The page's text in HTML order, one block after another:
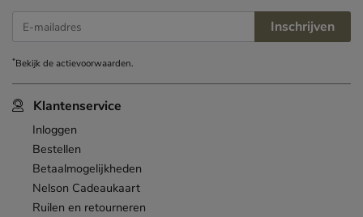
Klantenservice
Inloggen
Bestellen
Betaalmogelijkheden
Nelson Cadeaukaart
Ruilen en retourneren
E-mailadres Inschrijven
*Bekijk deactievoorwaarden.